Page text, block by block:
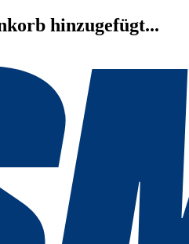
hinzugefügt...